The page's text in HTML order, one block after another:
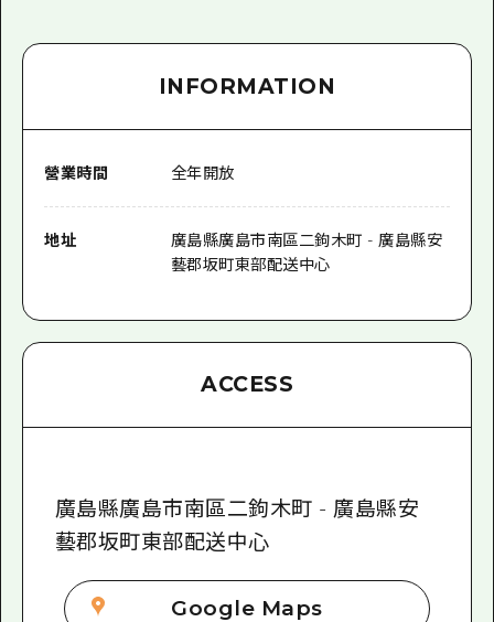
INFORMATION
營業時間 全年開放
地址
廣島縣廣島市南區二鉤木町 - 廣島縣安
藝郡坂町東部配送中心
ACCESS
廣島縣廣島市南區二鉤木町 - 廣島縣安
藝郡坂町東部配送中心
Google Maps